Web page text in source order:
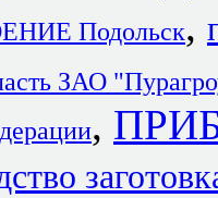
Подольск,
ЗАО
,